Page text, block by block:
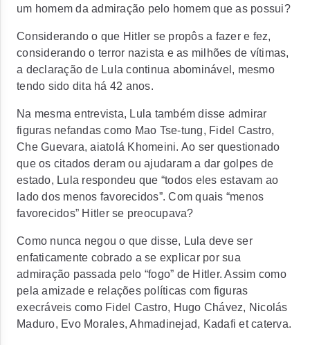
um homem da admiração pelo homem que as possui?
Considerando o que Hitler se propôs a fazer e fez,
considerando o terror nazista e as milhões de vítimas,
a declaração de Lula continua abominável, mesmo
tendo sido dita há 42 anos.
Na mesma entrevista, Lula também disse admirar
figuras nefandas como Mao Tse-tung, Fidel Castro,
Che Guevara, aiatolá Khomeini. Ao ser questionado
que os citados deram ou ajudaram a dar golpes de
estado, Lula respondeu que “todos eles estavam ao
lado dos menos favorecidos”. Com quais “menos
favorecidos” Hitler se preocupava?
Como nunca negou o que disse, Lula deve ser
enfaticamente cobrado a se explicar por sua
admiração passada pelo “fogo” de Hitler. Assim como
pela amizade e relações políticas com figuras
execráveis como Fidel Castro, Hugo Chávez, Nicolás
Maduro, Evo Morales, Ahmadinejad, Kadafi et caterva.